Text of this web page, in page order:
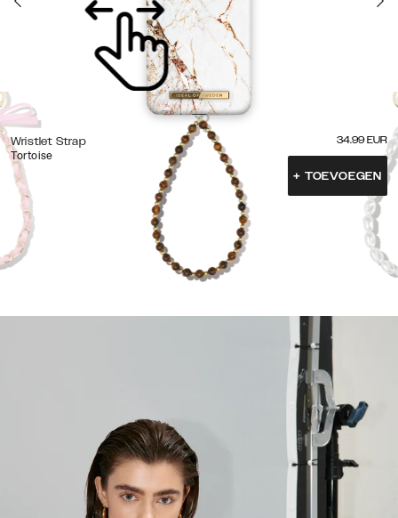
Wristlet Strap
Tortoise
34.99 EUR
+ TOEVOEGEN